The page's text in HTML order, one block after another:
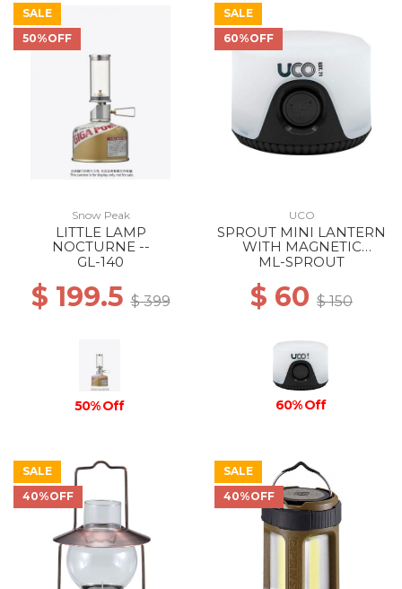
SALE
50%OFF
Snow Peak
LITTLE LAMP
NOCTURNE --
GL-140
$ 199.5$ 399
50% Off
SALE
60%OFF
UCO
SPROUT MINI LANTERN
WITH MAGNETIC
LANYARD BLACK
ML-SPROUT
$ 60 $ 150
60% Off
SALE
40%OFF
SALE
40%OFF